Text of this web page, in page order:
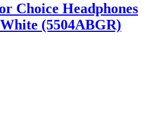
Choice Headphones
(5504ABGR)